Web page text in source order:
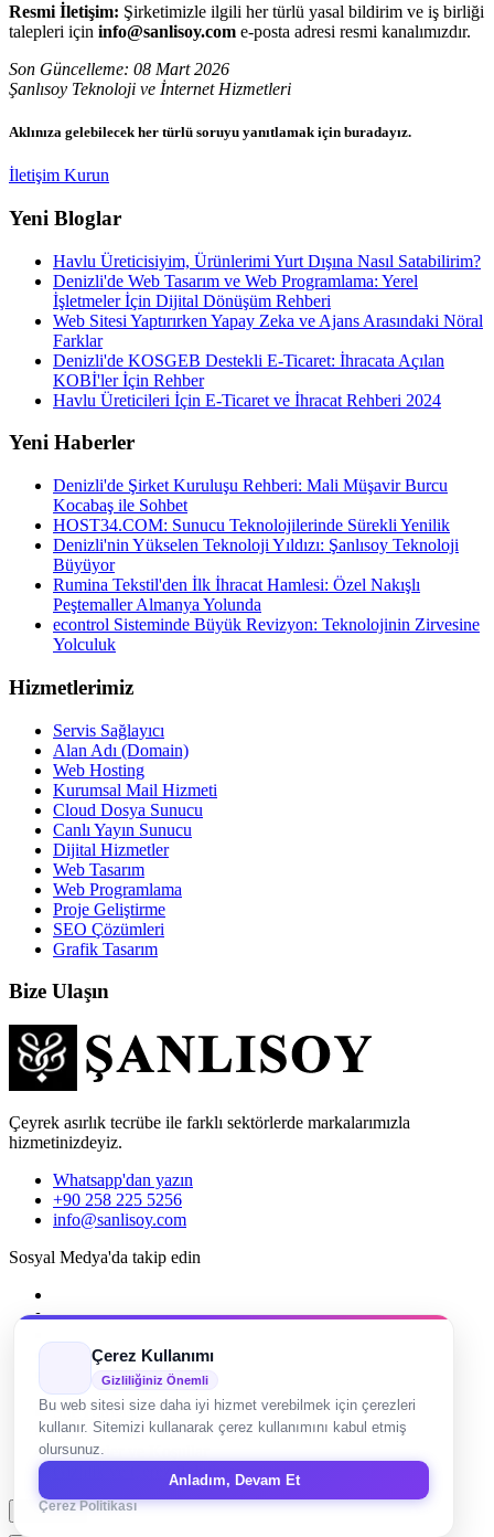
Resmi İletişim: Şirketimizle ilgili her türlü yasal bildirim ve iş birliği
talepleri için info@sanlisoy.com e-posta adresi resmi kanalımızdır.
Son Güncelleme: 08 Mart 2026
Şanlısoy Teknoloji ve İnternet Hizmetleri
Aklınıza gelebilecek her türlü soruyu yanıtlamak için buradayız.
İletişim Kurun
Yeni Bloglar
Havlu Üreticisiyim, Ürünlerimi Yurt Dışına Nasıl Satabilirim?
Denizli'de Web Tasarım ve Web Programlama: Yerel
İşletmeler İçin Dijital Dönüşüm Rehberi
Web Sitesi Yaptırırken Yapay Zeka ve Ajans Arasındaki Nöral
Farklar
Denizli'de KOSGEB Destekli E-Ticaret: İhracata Açılan
KOBİ'ler İçin Rehber
Havlu Üreticileri İçin E-Ticaret ve İhracat Rehberi 2024
Yeni Haberler
Denizli'de Şirket Kuruluşu Rehberi: Mali Müşavir Burcu
Kocabaş ile Sohbet
HOST34.COM: Sunucu Teknolojilerinde Sürekli Yenilik
Denizli'nin Yükselen Teknoloji Yıldızı: Şanlısoy Teknoloji
Büyüyor
Rumina Tekstil'den İlk İhracat Hamlesi: Özel Nakışlı
Peştemaller Almanya Yolunda
econtrol Sisteminde Büyük Revizyon: Teknolojinin Zirvesine
Yolculuk
Hizmetlerimiz
Servis Sağlayıcı
Alan Adı (Domain)
Web Hosting
Kurumsal Mail Hizmeti
Cloud Dosya Sunucu
Canlı Yayın Sunucu
Dijital Hizmetler
Web Tasarım
Web Programlama
Proje Geliştirme
SEO Çözümleri
Grafik Tasarım
Bize Ulaşın
Çeyrek asırlık tecrübe ile farklı sektörlerde markalarımızla
hizmetinizdeyiz.
Whatsapp'dan yazın
+90 258 225 5256
info@sanlisoy.com
Sosyal Medya'da takip edin
Site Haritası
Künye
Hükümler ve Koşullar
Gizlilik ve Çerez Politikası
Başa dön
Çerez Kullanımı
Gizliliğiniz Önemli
Bu web sitesi size daha iyi hizmet verebilmek için çerezleri
kullanır. Sitemizi kullanarak çerez kullanımını kabul etmiş
olursunuz.
Anladım, Devam Et
Çerez Politikası